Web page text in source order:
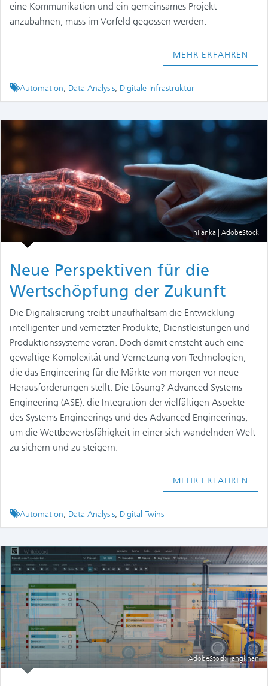
eine Kommunikation und ein gemeinsames Projekt
anzubahnen, muss im Vorfeld gegossen werden.
MEHR ERFAHREN
Tagged
Automation, Data Analysis, Digitale Infrastruktur
nilanka | AdobeStock
Neue Perspektiven für die
Wertschöpfung der Zukunft
Die Digitalisierung treibt unaufhaltsam die Entwicklung
intelligenter und vernetzter Produkte, Dienstleistungen und
Produktionssysteme voran. Doch damit entsteht auch eine
gewaltige Komplexität und Vernetzung von Technologien,
die das Engineering für die Märkte von morgen vor neue
Herausforderungen stellt. Die Lösung? Advanced Systems
Engineering (ASE): die Integration der vielfältigen Aspekte
des Systems Engineerings und des Advanced Engineerings,
um die Wettbewerbsfähigkeit in einer sich wandelnden Welt
zu sichern und zu steigern.
MEHR ERFAHREN
Tagged
Automation, Data Analysis, Digital Twins
AdobeStock | angkhan